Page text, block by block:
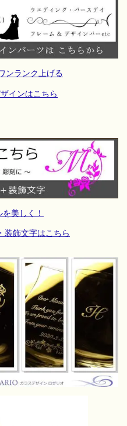
ンランク上げる
インはこちら
美しく！
装飾文字はこちら